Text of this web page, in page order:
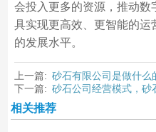
会投入更多的资源，推动数
具实现更高效、更智能的运
的发展水平。
上一篇: 砂石有限公司是做什么
下一篇: 砂石公司经营模式，砂
相关推荐